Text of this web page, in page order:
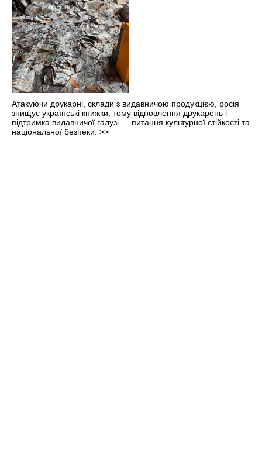
Атакуючи друкарні, склади з видавничою продукцією, росія
знищує українські книжки, тому відновлення друкарень і
підтримка видавничої галузі — питання культурної стійкості та
національної безпеки. >>